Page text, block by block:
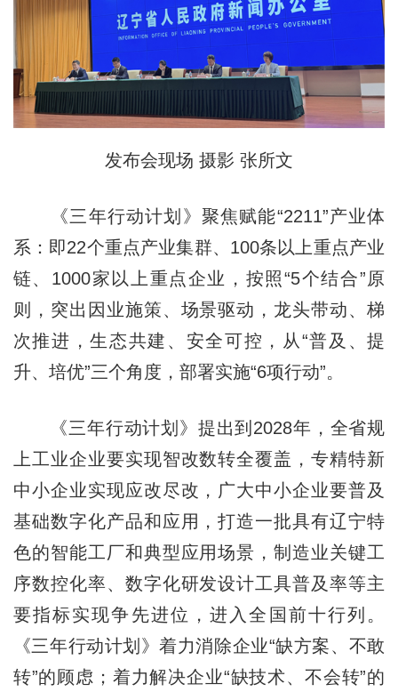
发布会现场 摄影 张所文
《三年行动计划》聚焦赋能“2211”产业体
系：即22个重点产业集群、100条以上重点产业
链、1000家以上重点企业，按照“5个结合”原
则，突出因业施策、场景驱动，龙头带动、梯
次推进，生态共建、安全可控，从“普及、提
升、培优”三个角度，部署实施“6项行动”。
《三年行动计划》提出到2028年，全省规
上工业企业要实现智改数转全覆盖，专精特新
中小企业实现应改尽改，广大中小企业要普及
基础数字化产品和应用，打造一批具有辽宁特
色的智能工厂和典型应用场景，制造业关键工
序数控化率、数字化研发设计工具普及率等主
要指标实现争先进位，进入全国前十行列。
《三年行动计划》着力消除企业“缺方案、不敢
转”的顾虑；着力解决企业“缺技术、不会转”的